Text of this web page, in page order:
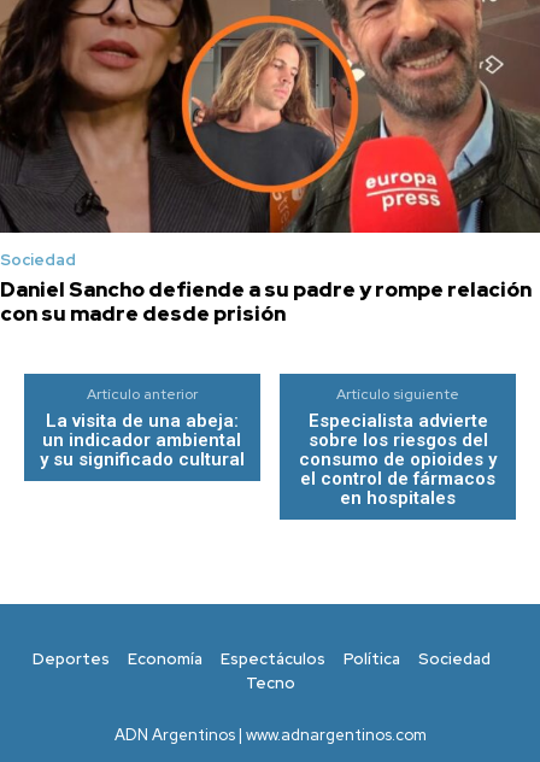
Sociedad
Daniel Sancho defiende a su padre y rompe relación
con su madre desde prisión
Artículo anterior
La visita de una abeja:
un indicador ambiental
y su significado cultural
Artículo siguiente
Especialista advierte
sobre los riesgos del
consumo de opioides y
el control de fármacos
en hospitales
Deportes Economía Espectáculos Política
Sociedad
Tecno
ADN Argentinos | www.adnargentinos.com